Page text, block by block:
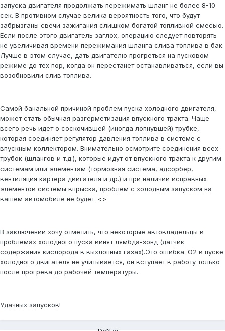
запуска двигателя продолжать пережимать шланг не более 8-10
сек. В противном случае велика вероятность того, что будут
забрызганы свечи зажигания слишком богатой топливной смесью.
Если после этого двигатель заглох, операцию следует повторять
не увеличивая времени пережимания шланга слива топлива в бак.
Лучше в этом случае, дать двигателю прогреться на пусковом
режиме до тех пор, когда он перестанет останавливаться, если вы
возобновили слив топлива.
Самой банальной причиной проблем пуска холодного двигателя,
может стать обычная разгерметизация впускного тракта. Чаще
всего речь идет о соскочившей (иногда лопнувшей) трубке,
которая соединяет регулятор давления топлива в системе с
впускным коллектором. Внимательно осмотрите соединения всех
трубок (шлангов и т.д.), которые идут от впускного тракта к другим
системам или элементам (тормозная система, адсорбер,
вентиляция картера двигателя и др.) и при наличии исправных
элементов системы впрыска, проблем с холодным запуском на
вашем автомобиле не будет. <>
В заключении хочу отметить, что некоторые автовладельцы в
проблемах холодного пуска винят лямбда-зонд (датчик
содержания кислорода в выхлопных газах).Это ошибка. О2 в пуске
холодного двигателя не учитывается, он вступает в работу только
после прогрева до рабочей температуры.
Удачных запусков!